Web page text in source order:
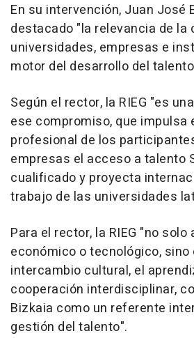
En su intervención, Juan José
destacado "la relevancia de la
universidades, empresas e
motor del desarrollo del
Según el rector, la RIEG "es
ese compromiso, que impulsa
profesional de los
empresas el acceso a talento
cualificado y proyecta
trabajo de las universidades
Para el rector, la RIEG "no solo
económico o tecnológico,
intercambio cultural, el
cooperación interdisciplinar,
Bizkaia como un referente
gestión del talento".